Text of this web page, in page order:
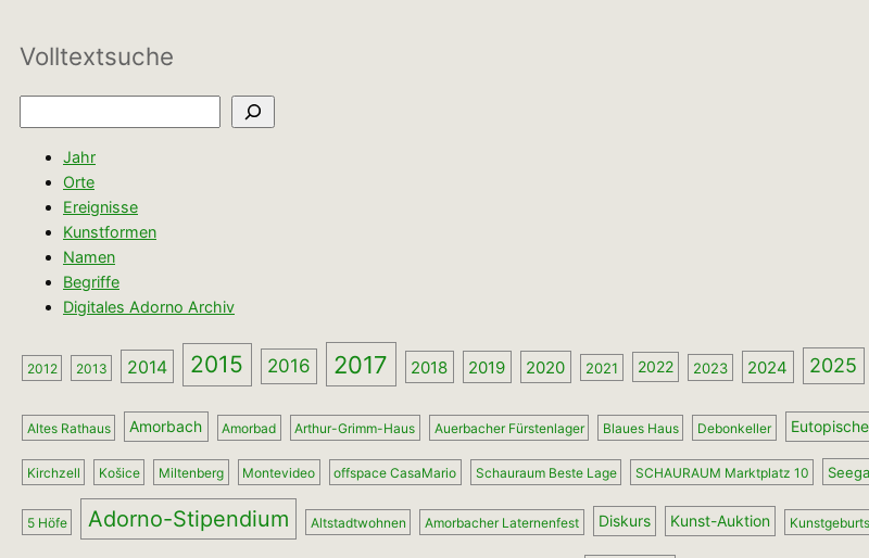
Volltextsuche
Jahr
Orte
Ereignisse
Kunstformen
Namen
Begriffe
Digitales Adorno Archiv
2012 2013 2014 2015 2016 2017 2018 2019 2020 2021 2022 2023 2024 2025
Altes Rathaus Amorbach Amorbad Arthur-Grimm-Haus Auerbacher Fürstenlager Blaues Haus Debonkeller
Kirchzell Košice Miltenberg Montevideo offspace CasaMario Schauraum Beste Lage SCHAURAUM Marktplatz 10
5 Höfe Adorno-Stipendium Altstadtwohnen Amorbacher Laternenfest Diskurs Kunst-Auktion